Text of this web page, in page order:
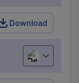
Download
Deutsch